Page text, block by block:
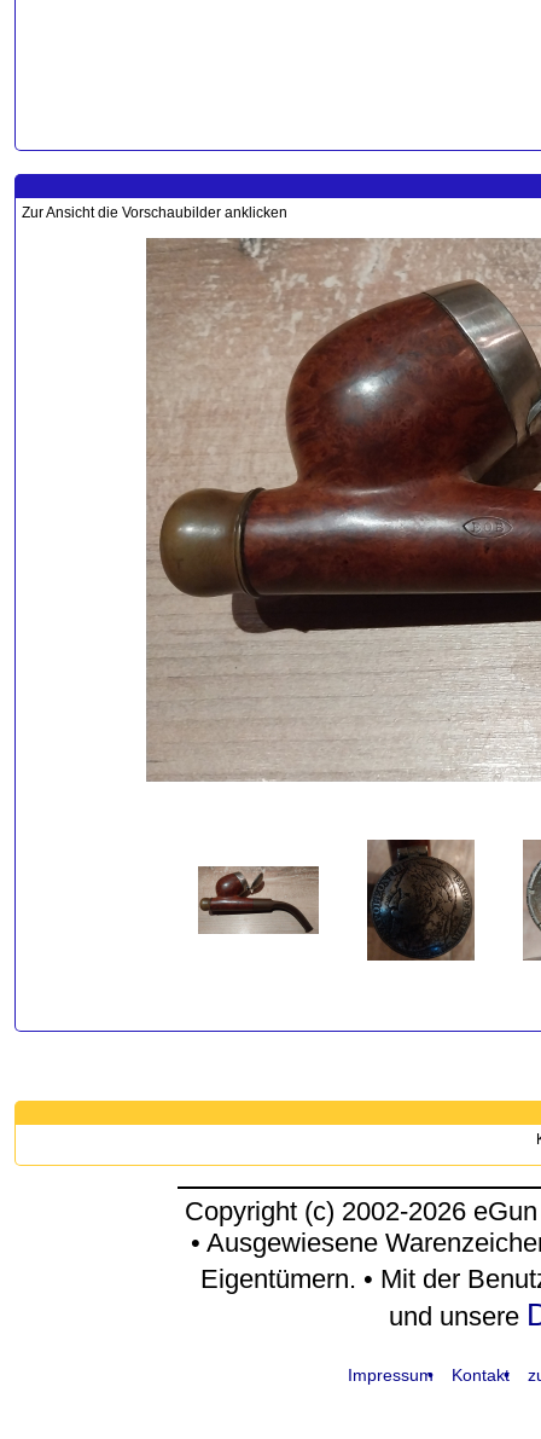
Zur Ansicht die Vorschaubilder anklicken
Copyright (c) 2002-2026
• Ausgewiesene
Eigentümern. • Mit der
und unsere
Impressum Kontakt